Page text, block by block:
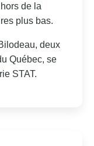
de la
plus bas.
deux
Québec, se
STAT.